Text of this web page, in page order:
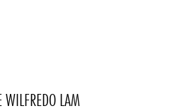
WILFREDO LAM